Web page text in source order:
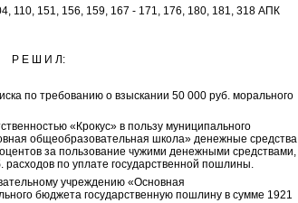
110, 151, 156, 159, 167 - 171, 176, 180, 181, 318 АПК
Р Е Ш И Л:
по требованию о взыскании 50 000 руб. морального
«Крокус» в пользу муниципального
общеобразовательная школа» денежные средства
за пользование чужими денежными средствами,
расходов по уплате государственной пошлины.
учреждению «Основная
бюджета государственную пошлину в сумме 1921